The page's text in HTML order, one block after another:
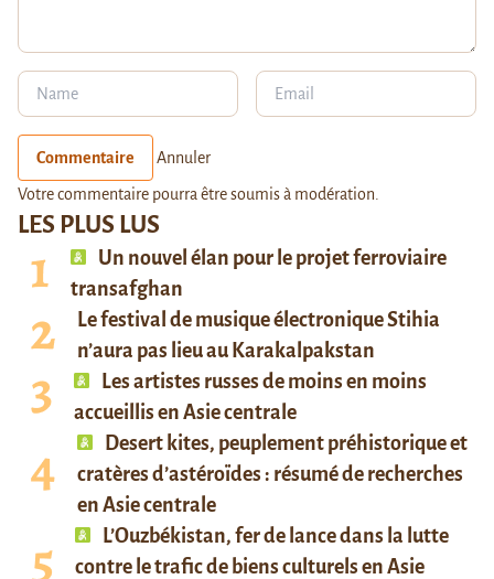
LES PLUS LUS
Un nouvel élan pour le projet ferroviaire
transafghan
Le festival de musique électronique Stihia
n’aura pas lieu au Karakalpakstan
Les artistes russes de moins en moins
accueillis en Asie centrale
Desert kites, peuplement préhistorique et
cratères d’astéroïdes : résumé de recherches
en Asie centrale
L’Ouzbékistan, fer de lance dans la lutte
contre le trafic de biens culturels en Asie
Commentaire Annuler
Votre commentaire pourra être soumis à modération.